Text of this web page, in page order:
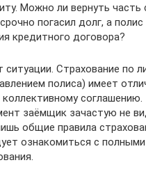
Можно ли вернуть часть
погасил долг, а полис
кредитного договора?
ситуации. Страхование по
полиса) имеет
соглашению.
заёмщик зачастую не
общие правила
ознакомиться с полными